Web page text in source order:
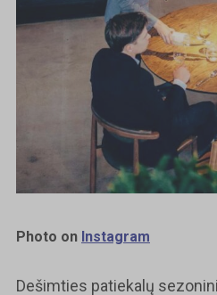
Photo on Instagram
Dešimties patiekalų